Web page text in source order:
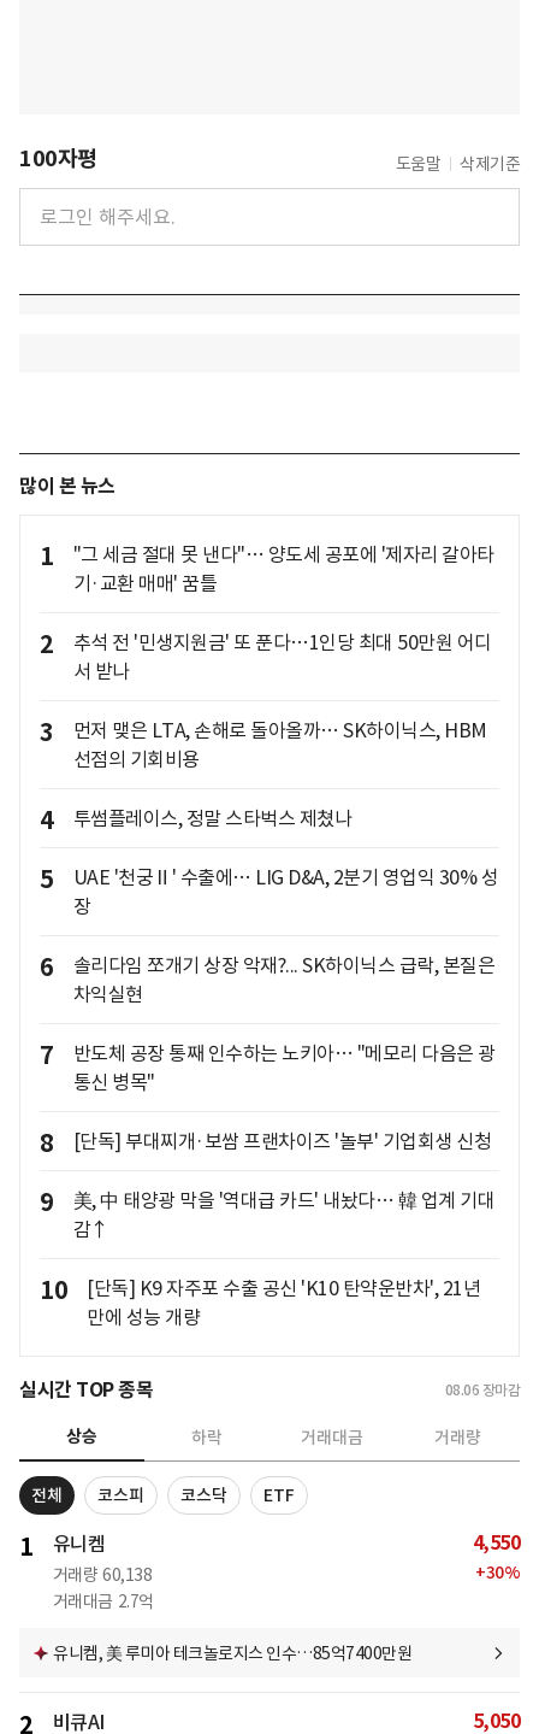
100자평 도움말 삭제기준
많이 본 뉴스
1
"그 세금 절대 못 낸다"… 양도세 공포에 '제자리 갈아타
기·교환 매매' 꿈틀
2
추석 전 '민생지원금' 또 푼다…1인당 최대 50만원 어디
서 받나
3
먼저 맺은 LTA, 손해로 돌아올까… SK하이닉스, HBM
선점의 기회비용
4 투썸플레이스, 정말 스타벅스 제쳤나
5
UAE '천궁Ⅱ' 수출에… LIG D&A, 2분기 영업익 30% 성
장
6
솔리다임 쪼개기 상장 악재?... SK하이닉스 급락, 본질은
차익실현
7
반도체 공장 통째 인수하는 노키아… "메모리 다음은 광
통신 병목"
8 [단독] 부대찌개·보쌈 프랜차이즈 '놀부' 기업회생 신청
9
美, 中 태양광 막을 '역대급 카드' 내놨다… 韓 업계 기대
감↑
10
[단독] K9 자주포 수출 공신 'K10 탄약운반차', 21년
만에 성능 개량
실시간 TOP 종목 08.06 장마감
상승 하락 거래대금 거래량
전체 코스피 코스닥 ETF
1 유니켐
거래량 60,138
거래대금 2.7억
4,550
+30%
유니켐, 美 루미아 테크놀로지스 인수…85억7400만원
2 비큐AI 5,050